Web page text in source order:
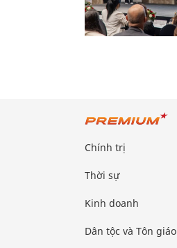
Chính trị
Thời sự
Kinh doanh
Dân tộc và Tôn giáo